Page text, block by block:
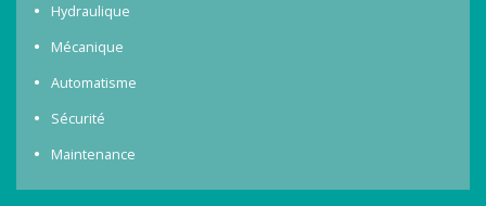
Hydraulique
Mécanique
Automatisme
Sécurité
Maintenance